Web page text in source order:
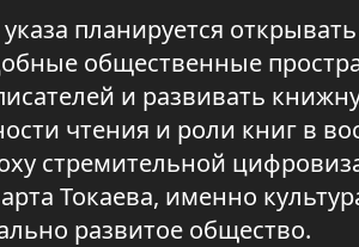
планируется
общественные
и развивать
чтения и роли книг в
стремительной
Токаева, именно
развитое общество.